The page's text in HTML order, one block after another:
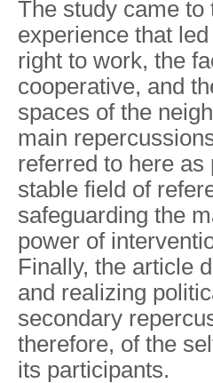
The study came to
experience that
right to work, the
cooperative, and
spaces of the
main
referred to here
stable field of
safeguarding the
power of
Finally, the article
and realizing
secondary
therefore, of the
its participants.